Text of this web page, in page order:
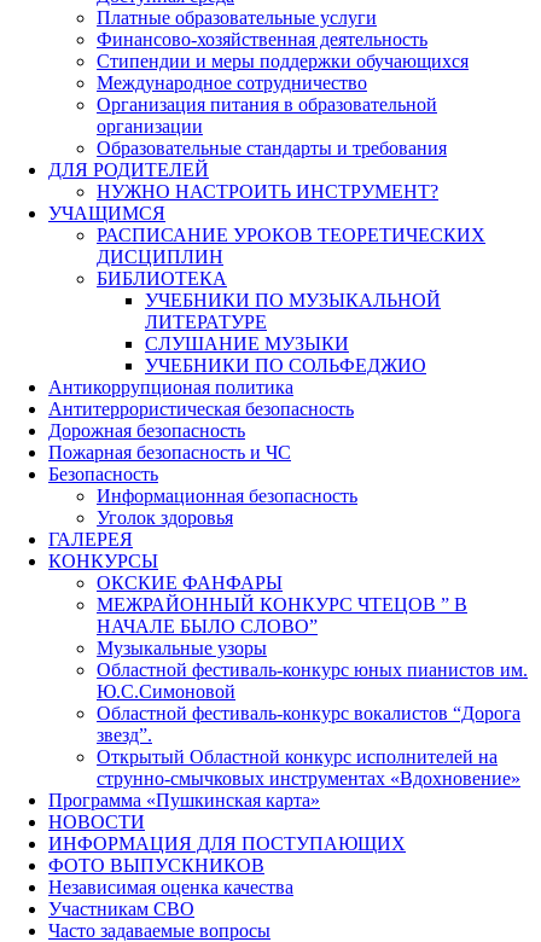
Платные образовательные услуги
Финансово-хозяйственная деятельность
Стипендии и меры поддержки обучающихся
Международное сотрудничество
Организация питания в образовательной
организации
Образовательные стандарты и требования
ДЛЯ РОДИТЕЛЕЙ
НУЖНО НАСТРОИТЬ ИНСТРУМЕНТ?
УЧАЩИМСЯ
РАСПИСАНИЕ УРОКОВ ТЕОРЕТИЧЕСКИХ
ДИСЦИПЛИН
БИБЛИОТЕКА
УЧЕБНИКИ ПО МУЗЫКАЛЬНОЙ
ЛИТЕРАТУРЕ
СЛУШАНИЕ МУЗЫКИ
УЧЕБНИКИ ПО СОЛЬФЕДЖИО
Антикоррупционая политика
Антитеррористическая безопасность
Дорожная безопасность
Пожарная безопасность и ЧС
Безопасность
Информационная безопасность
Уголок здоровья
ГАЛЕРЕЯ
КОНКУРСЫ
ОКСКИЕ ФАНФАРЫ
МЕЖРАЙОННЫЙ КОНКУРС ЧТЕЦОВ ” В
НАЧАЛЕ БЫЛО СЛОВО”
Музыкальные узоры
Областной фестиваль-конкурс юных пианистов им.
Ю.С.Симоновой
Областной фестиваль-конкурс вокалистов “Дорога
звезд”.
Открытый Областной конкурс исполнителей на
струнно-смычковых инструментах «Вдохновение»
Программа «Пушкинская карта»
НОВОСТИ
ИНФОРМАЦИЯ ДЛЯ ПОСТУПАЮЩИХ
ФОТО ВЫПУСКНИКОВ
Независимая оценка качества
Участникам СВО
Часто задаваемые вопросы